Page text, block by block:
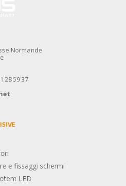
Normande
28 59 37
e fissaggi schermi
LED